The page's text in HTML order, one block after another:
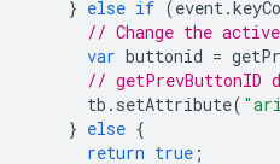
} else if (event .
// Change the
var buttonid =
// getPrevButtonID
tb . setAttribute(
} else {
return true ;